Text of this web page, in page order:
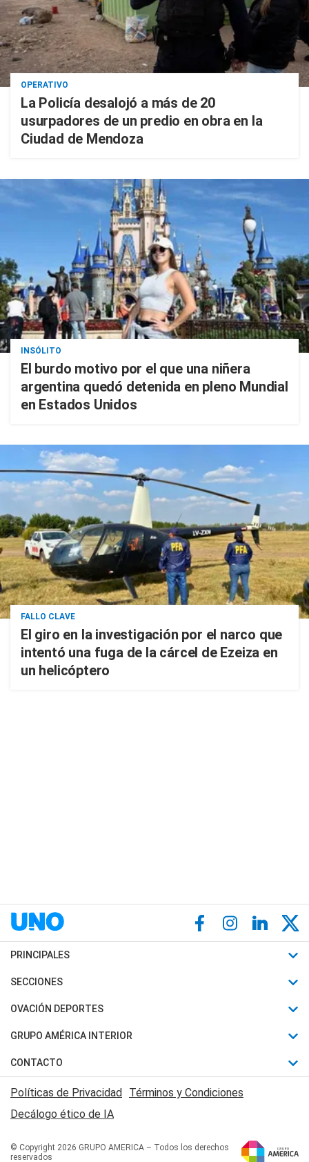
OPERATIVO
La Policía desalojó a más de 20
usurpadores de un predio en obra en la
Ciudad de Mendoza
INSÓLITO
El burdo motivo por el que una niñera
argentina quedó detenida en pleno Mundial
en Estados Unidos
FALLO CLAVE
El giro en la investigación por el narco que
intentó una fuga de la cárcel de Ezeiza en
un helicóptero
PRINCIPALES
Últimas Noticias
Política
Judiciales
Economia
SECCIONES
Horóscopo
Motores
Trucos caseros
Series y Películas
Edictos y Solicitadas
OVACIÓN DEPORTES
Fútbol
Mundial
Automovilismo
Rugby
Básquet
GRUPO AMÉRICA INTERIOR
Canal 7 en Vivo
San Juan 8
CONTACTO
Acerca de Nosotros
Contactanos
Políticas de Privacidad Términos y Condiciones
Decálogo ético de IA
© Copyright 2026 GRUPO AMERICA – Todos los derechos
reservados